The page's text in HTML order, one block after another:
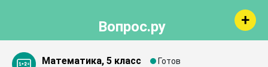
Вопрос.ру
Математика, 5 класс
Готов